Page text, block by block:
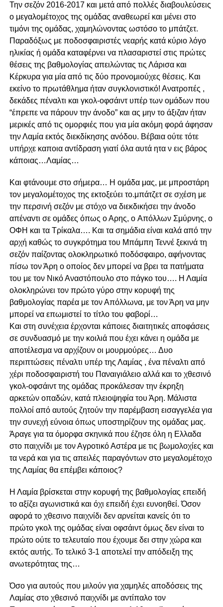
Την σεζόν 2016-2017 και μετά από πολλές διαβουλεύσεις
ο μεγαλομέτοχος της ομάδας αναθεωρεί και μένει στο
τιμόνι της ομάδας, χαμηλώνοντας ωστόσο το μπάτζετ.
Παραδόξως με ποδοσφαιριστές νεαρής κατά κύριο λόγο
ηλικίας ή ομάδα καταφέρνει να πλασαριστεί στις πρώτες
θέσεις της βαθμολογίας απειλώντας τις Λάρισα και
Κέρκυρα για μία από τις δύο προνομιούχες θέσεις. Και
εκείνο το πρωτάθλημα ήταν συγκλονιστικό! Ανατροπές ,
δεκάδες πέναλτι και γκολ-οφσάιντ υπέρ των ομάδων που
“έπρεπε να πάρουν την άνοδο” και ας μην το άξιζαν ήταν
μερικές από τις ομορφιές που για μία ακόμη φορά άφησαν
την Λαμία εκτός διεκδίκησης ανόδου. Βέβαια ούτε τότε
υπήρχε καποια αντίδραση γιατί όλα αυτά ητα ν εις βάρος
κάποιας…Λαμίας…
Και φτάνουμε στο σήμερα… Η ομάδα μας, με μπροστάρη
τον μεγαλομέτοχος της εκτοξεύει το.μπάτζετ σε σχέση με
την περσινή σεζόν με στόχο να διεκδικήσει την άνοδο
απέναντι σε ομάδες όπως ο Αρης, o Απόλλων Σμύρνης, ο
ΟΦΗ και τα Τρίκαλα…. Και τα σημάδια είναι καλά από την
αρχή καθώς το συγκρότημα του Μπάμπη Τεννέ ξεκινά τη
σεζόν παίζοντας ολοκληρωτικό ποδόσφαιρο, αφήνοντας
πίσω τον Άρη ο οποίος δεν μπορεί να βρει τα πατήματα
του με τον Νικό Αναστόπουλο στο πάγκο του…. Η Λαμία
ολοκληρώνει τον πρώτο γύρο στην κορυφή της
βαθμολογίας παρέα με τον Απόλλωνα, με τον Άρη να μην
μπορεί να επωμιστεί το τίτλο του φαβορί…
Και στη συνέχεια έρχονται κάποιες διαιτητικές αποφάσεις
σε συνδυασμό με την κοιλιά που έχει κάνει η ομάδα με
αποτέλεσμα να αρχίζουν οι μουρμούρες… Δυο
περιπτώσεις πέναλτι υπέρ της Λαμίας , ένα πέναλτι από
χέρι ποδοσφαιριστή του Παναιγιάλειο αλλά και το χθεσινό
γκολ-οφσάιντ της ομάδας προκάλεσαν την έκρηξη
αρκετών οπαδών, κατά πλειοψηφία του Άρη. Μάλιστα
πολλοί από αυτούς ζητούν την παρέμβαση εισαγγελέα για
την συνεχή εύνοια όπως υποστηρίζουν της ομάδας μας.
Άραγε για τα όμορφα σκηνικά που έζησε όλη η Ελλαδα
στο παιχνίδι με τον Αγροτικό Αστέρα με τις βωμολοχίες και
τα νερά και για τις απειλές παραγόντων στο μεγαλομέτοχο
της Λαμίας θα επέμβει κάποιος?
Η Λαμία βρίσκεται στην κορυφή της βαθμολογίας επειδή
το αξίζει αγωνιστικά και όχι επειδή έχει ευνοηθεί. Όσον
αφορά το χθεσινο παιχνίδι δεν αρνείται κανείς ότι το
πρώτο γκολ της ομάδας είναι οφσάιντ όμως δεν είναι το
πρώτο ούτε το τελευταίο που έχουμε δει στην χώρα και
εκτός αυτής. Το τελικό 3-1 αποτελεί την απόδειξη της
ανωτερότητας της…
Όσο για αυτούς που μιλούν για χαμηλές αποδόσεις της
Λαμίας στο χθεσινό παιχνίδι με αντίπαλο τον